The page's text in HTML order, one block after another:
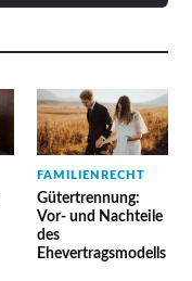
FAMILIENRECHT
Gütertrennung:
Vor- und Nachteile
des
Ehevertragsmodells